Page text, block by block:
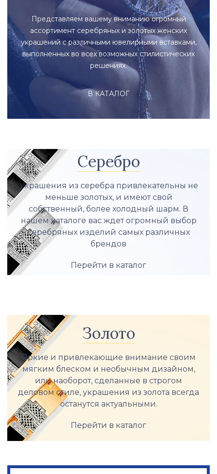
Представляем вашему вниманию огромный
ассортимент серебряных и золотых женских
украшений с различными ювелирными вставками,
выполненных во всех возможных стилистических
решениях.
В КАТАЛОГ
Серебро
Украшения из серебра привлекательны не
меньше золотых, и имеют свой
собственный, более холодный шарм. В
нашем каталоге вас ждет огромный выбор
серебряных изделий самых различных
брендов
Перейти в каталог
Золото
Яркие и привлекающие внимание своим
мягким блеском и необычным дизайном,
или наоборот, сделанные в строгом
деловом стиле, украшения из золота всегда
останутся актуальными.
Перейти в каталог